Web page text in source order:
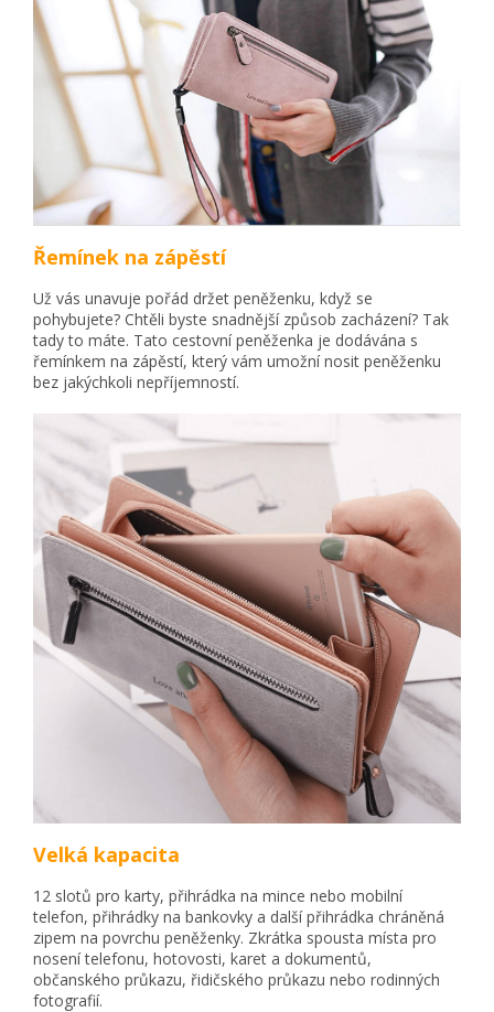
Řemínek na zápěstí
Už vás unavuje pořád držet peněženku, když se
pohybujete? Chtěli byste snadnější způsob zacházení? Tak
tady to máte. Tato cestovní peněženka je dodávána s
řemínkem na zápěstí, který vám umožní nosit peněženku
bez jakýchkoli nepříjemností.
Velká kapacita
12 slotů pro karty, přihrádka na mince nebo mobilní
telefon, přihrádky na bankovky a další přihrádka chráněná
zipem na povrchu peněženky. Zkrátka spousta místa pro
nosení telefonu, hotovosti, karet a dokumentů,
občanského průkazu, řidičského průkazu nebo rodinných
fotografií.